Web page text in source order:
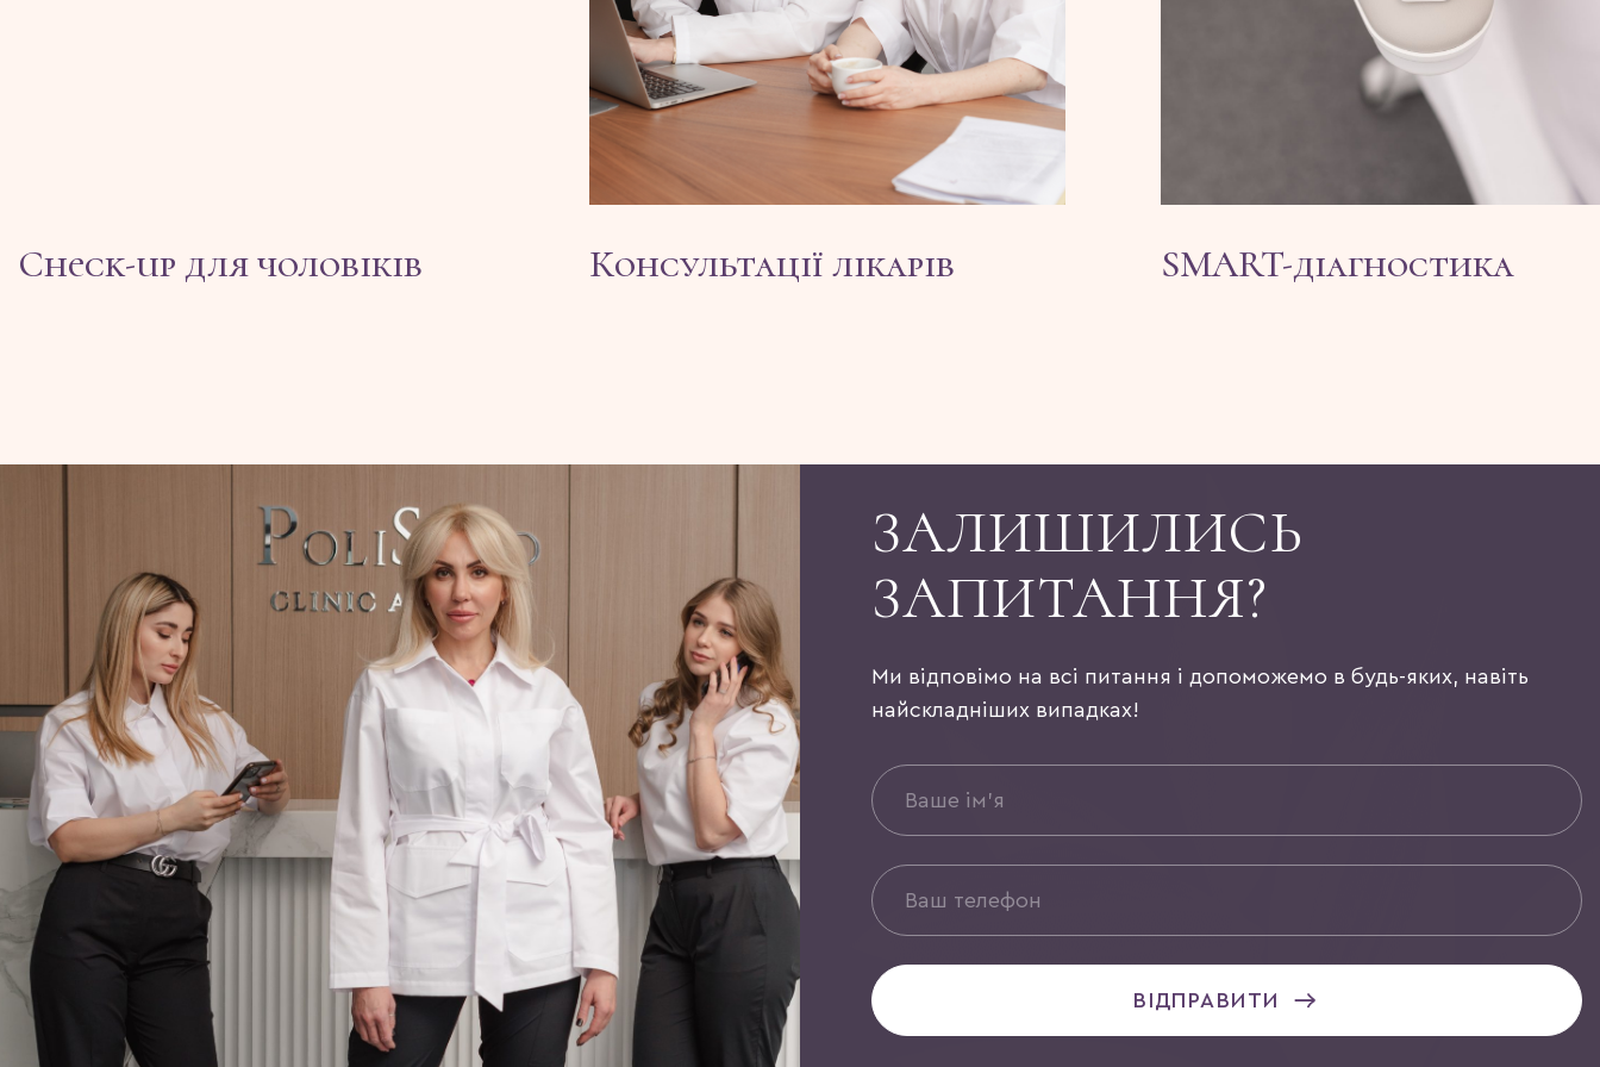
Check-up для чоловіків Консультації лікарів SMART-діагностика
ЗАЛИШИЛИСЬ
ЗАПИТАННЯ?
Ми відповімо на всі питання і допоможемо в будь-яких, навіть
найскладніших випадках!
ВІДПРАВИТИ